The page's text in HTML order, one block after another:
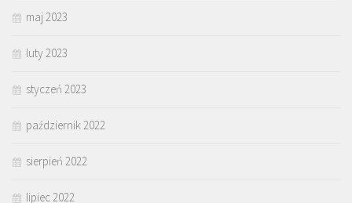
maj 2023
luty 2023
styczeń 2023
październik 2022
sierpień 2022
lipiec 2022